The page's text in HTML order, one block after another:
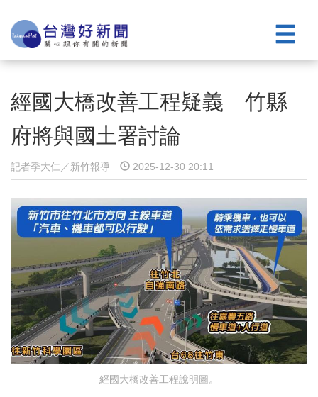
經國大橋改善工程疑義 竹縣
府將與國土署討論
記者季大仁／新竹報導 2025-12-30 20:11
經國大橋改善工程說明圖。